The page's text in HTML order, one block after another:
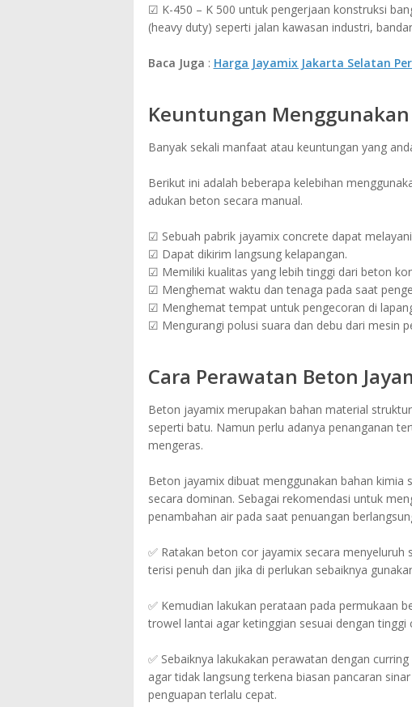
☑ K-450 – K 500 untuk pengerjaan konstruksi
(heavy duty) seperti jalan kawasan industri,
Baca Juga : Harga Jayamix Jakarta Selatan
Keuntungan Menggunakan
Banyak sekali manfaat atau keuntungan yang
Berikut ini adalah beberapa kelebihan
adukan beton secara manual.
☑ Sebuah pabrik jayamix concrete dapat
☑ Dapat dikirim langsung kelapangan.
☑ Memiliki kualitas yang lebih tinggi dari beton
☑ Menghemat waktu dan tenaga pada saat
☑ Menghemat tempat untuk pengecoran di
☑ Mengurangi polusi suara dan debu dari mesin
Cara Perawatan Beton
Beton jayamix merupakan bahan material
seperti batu. Namun perlu adanya penanganan
mengeras.
Beton jayamix dibuat menggunakan bahan kimia
secara dominan. Sebagai rekomendasi untuk
penambahan air pada saat penuangan
✅ Ratakan beton cor jayamix secara
terisi penuh dan jika di perlukan sebaiknya
✅ Kemudian lakukan perataan pada permukaan
trowel lantai agar ketinggian sesuai dengan tinggi
✅ Sebaiknya lakukakan perawatan dengan
agar tidak langsung terkena biasan pancaran
penguapan terlalu cepat.